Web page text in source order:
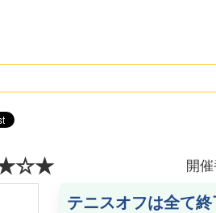
★☆★ 開
テニスオフは全て